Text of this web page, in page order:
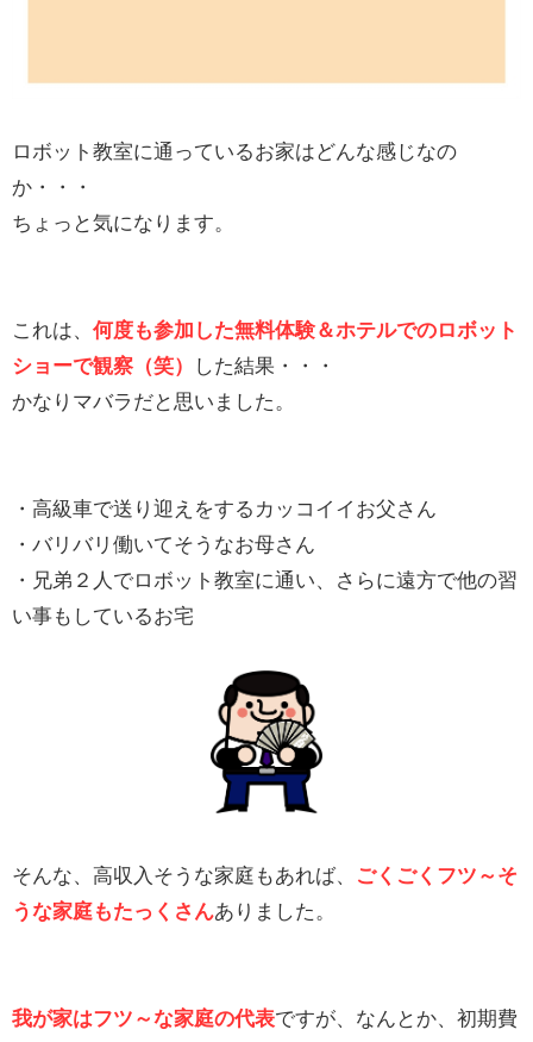
ロボット教室に通っているお家はどんな感じなの
か・・・
ちょっと気になります。
これは、 何度も参加した無料体験＆ホテルでのロボット
ショーで観察（笑）
した結果・・・
かなりマバラだと思いました。
・高級車で送り迎えをするカッコイイお父さん
・バリバリ働いてそうなお母さん
・兄弟２人でロボット教室に通い、さらに遠方で他の習
い事もしているお宅
そんな、高収入そうな家庭もあれば、
ごくごくフツ～そ
うな家庭もたっくさんありました。
我が家はフツ～な家庭の代表ですが、なんとか、初期費